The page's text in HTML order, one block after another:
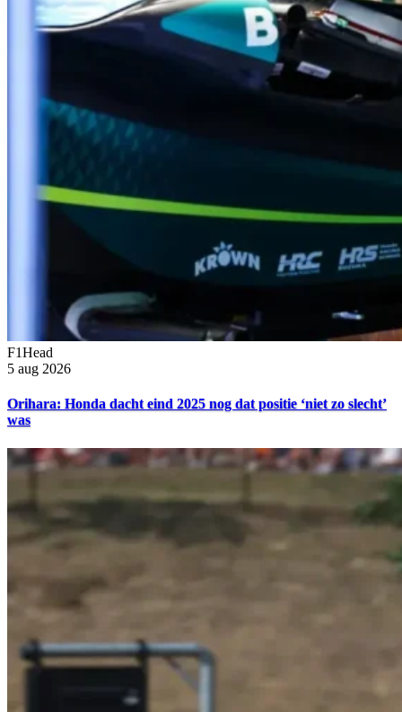
F1Head
5 aug 2026
Orihara: Honda dacht eind 2025 nog dat positie ‘niet zo slecht’
was